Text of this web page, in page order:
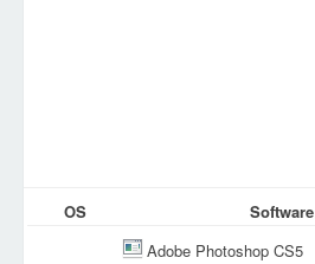
OS
Software
Adobe Photoshop CS5